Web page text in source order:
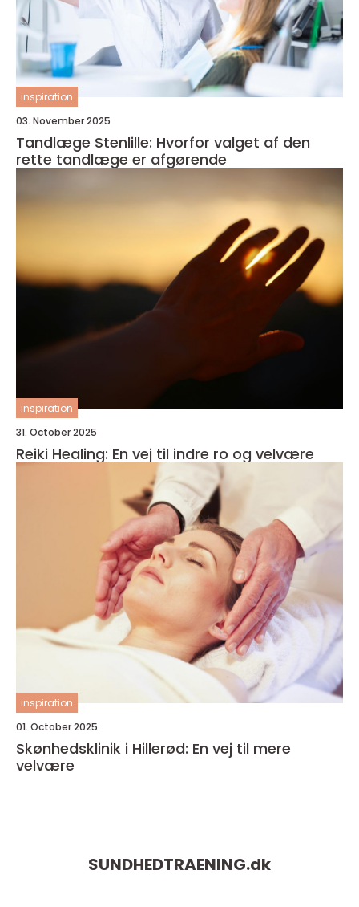
inspiration
03. November 2025
Tandlæge Stenlille: Hvorfor valget af den
rette tandlæge er afgørende
inspiration
31. October 2025
Reiki Healing: En vej til indre ro og velvære
inspiration
01. October 2025
Skønhedsklinik i Hillerød: En vej til mere
velvære
SUNDHEDTRAENING.dk